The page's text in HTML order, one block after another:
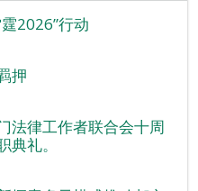
2026”行动
押
法律工作者联合会十周
礼。